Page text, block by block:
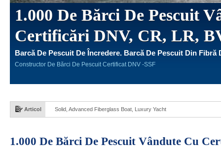
1.000 De Bărci De Pescuit
Certificări DNV, CR, LR,
Barcă De Pescuit De Încredere. Barcă De Pescuit Din Fibră
Constructor De Bărci De Pescuit Certificat DNV -SSF
Articol Solid, Advanced Fiberglass Boat, Luxury Yacht
1.000 De Bărci De Pescuit Vândute Cu